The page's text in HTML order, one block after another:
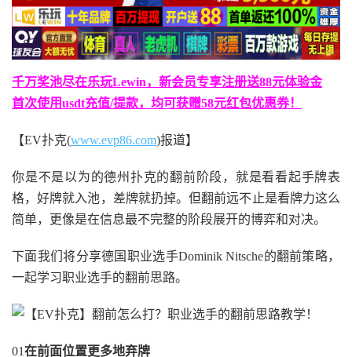
千万奖池尽在乐玩Lewin，新会员专享注册送88元体验金
首次使用usdt充值/提款，均可获赠58元红包优惠券！
【EV扑克(www.evp86.com)报道】
你是不是以为的德州扑克的翻前阶段，就是看看起手牌表
格，好牌就入池，差牌就扔掉。但翻前远不止是看牌力这么
简单，更像是在信息最不完整的阶段展开的博弈和对决。
下面我们将分享德国职业选手Dominik Nitsche的翻前策略，
一起学习职业选手的翻前思路。
01在前面位置更多地弃牌